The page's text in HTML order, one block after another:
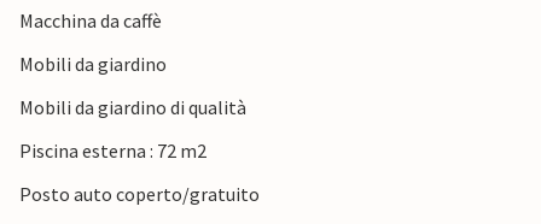
Macchina da caffè
Mobili da giardino
Mobili da giardino di qualità
Piscina esterna : 72 m2
Posto auto coperto/gratuito